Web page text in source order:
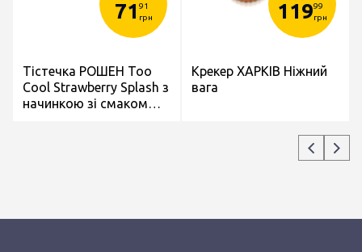
71 91
грн
Тістечка РОШЕН Toо
Cool Strawberry Splash з
начинкою зі смаком
11999
грн
Крекер ХАРКІВ Ніжний
вага